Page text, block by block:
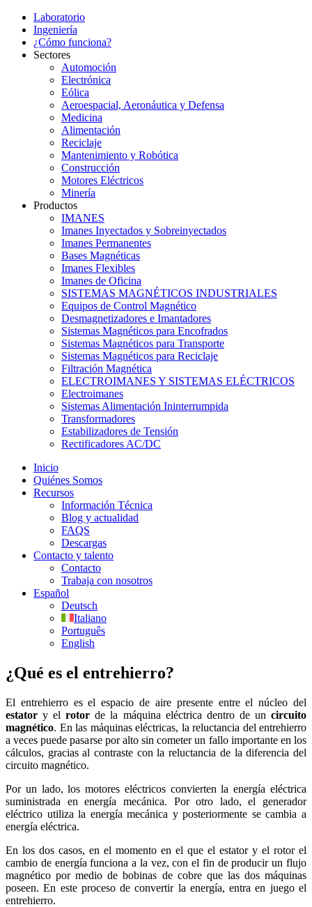
Laboratorio
Ingeniería
¿Cómo funciona?
Sectores
Automoción
Electrónica
Eólica
Aeroespacial, Aeronáutica y Defensa
Medicina
Alimentación
Reciclaje
Mantenimiento y Robótica
Construcción
Motores Eléctricos
Minería
Productos
IMANES
Imanes Inyectados y Sobreinyectados
Imanes Permanentes
Bases Magnéticas
Imanes Flexibles
Imanes de Oficina
SISTEMAS MAGNÉTICOS INDUSTRIALES
Equipos de Control Magnético
Desmagnetizadores e Imantadores
Sistemas Magnéticos para Encofrados
Sistemas Magnéticos para Transporte
Sistemas Magnéticos para Reciclaje
Filtración Magnética
ELECTROIMANES Y SISTEMAS ELÉCTRICOS
Electroimanes
Sistemas Alimentación Ininterrumpida
Transformadores
Estabilizadores de Tensión
Rectificadores AC/DC
Inicio
Quiénes Somos
Recursos
Información Técnica
Blog y actualidad
FAQS
Descargas
Contacto y talento
Contacto
Trabaja con nosotros
Español
Deutsch
Italiano
Português
English
¿Qué es el entrehierro?
El entrehierro es el espacio de aire presente entre el núcleo del
estator y elrotor de la máquina eléctrica dentro de un circuito
magnético. En las máquinas eléctricas, la reluctancia del entrehierro
a veces puede pasarse por alto sin cometer un fallo importante en los
cálculos, gracias al contraste con la reluctancia de la diferencia del
circuito magnético.
Por un lado, los motores eléctricos convierten la energía eléctrica
suministrada en energía mecánica. Por otro lado, el generador
eléctrico utiliza la energía mecánica y posteriormente se cambia a
energía eléctrica.
En los dos casos, en el momento en el que el estator y el rotor el
cambio de energía funciona a la vez, con el fin de producir un flujo
magnético por medio de bobinas de cobre que las dos máquinas
poseen. En este proceso de convertir la energía, entra en juego el
entrehierro.